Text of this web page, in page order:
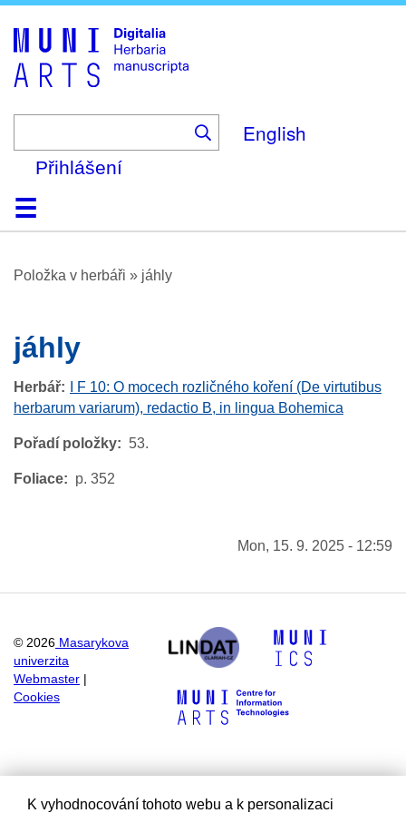
English
Přihlášení
DomůProhlížení
O platformě
Nápověda
KontaktDigitalia
Položka v herbáři » jáhly
jáhly
Herbář
I F 10: O mocech rozličného koření (De virtutibus
herbarum variarum), redactio B, in lingua Bohemica
Pořadí položky 53.
Foliace p. 352
Mon, 15. 9. 2025 - 12:59
© 2026 Masarykova
univerzita
Webmaster
Cookies
K vyhodnocování tohoto webu a k personalizaci